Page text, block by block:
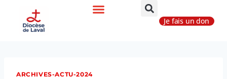
Je fais un don
ARCHIVES-ACTU-2024